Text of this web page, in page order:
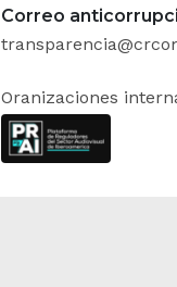
Correo
Oranizaciones